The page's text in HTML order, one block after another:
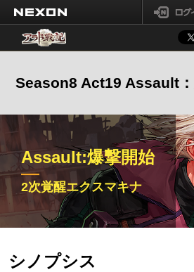
Season8 Act19 Assault
転職:アサルト 1次
2次覚醒エクスマキナ 真覚
追加変更事項
コンテンツ改善
週間競売システム追加
その他の変更事項
Assault:爆撃開始
2次覚醒エクスマキナ
シノプシス